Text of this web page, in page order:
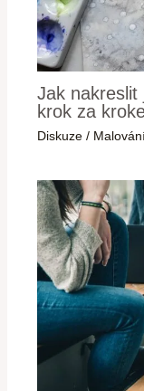
Jak nakreslit
krok za
Diskuze /